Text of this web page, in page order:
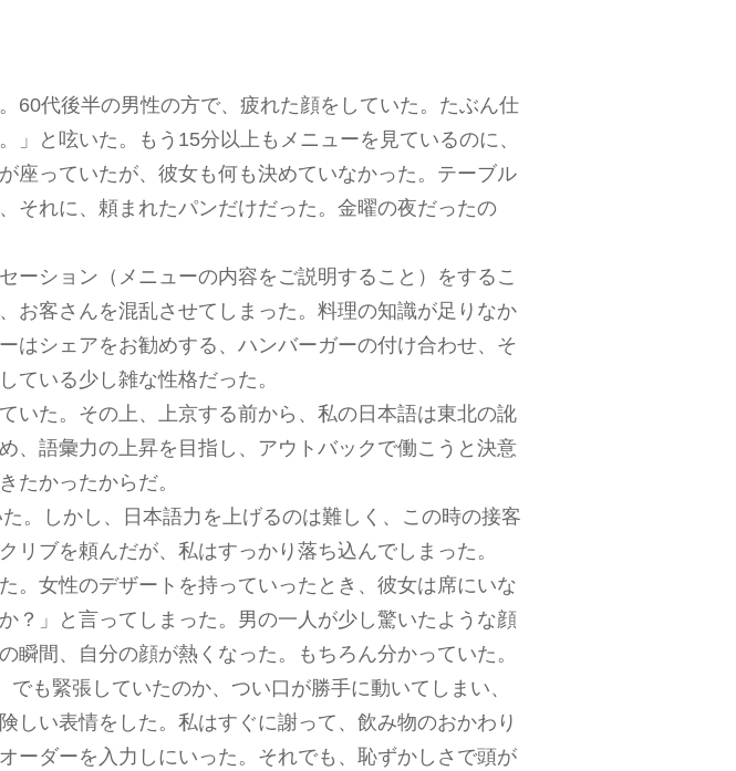
代後半の男性の方で、疲れた顔をしていた。たぶん仕
と呟いた。もう15分以上もメニューを見ているのに、
座っていたが、彼女も何も決めていなかった。テーブル
それに、頼まれたパンだけだった。金曜の夜だったの
ション（メニューの内容をご説明すること）をするこ
お客さんを混乱させてしまった。料理の知識が足りなか
はシェアをお勧めする、ハンバーガーの付け合わせ、そ
ている少し雑な性格だった。
た。その上、上京する前から、私の日本語は東北の訛
、語彙力の上昇を目指し、アウトバックで働こうと決意
たかったからだ。
。しかし、日本語力を上げるのは難しく、この時の接客
ブを頼んだが、私はすっかり落ち込んでしまった。
女性のデザートを持っていったとき、彼女は席にいな
？」と言ってしまった。男の一人が少し驚いたような顔
間、自分の顔が熱くなった。もちろん分かっていた。
も緊張していたのか、つい口が勝手に動いてしまい、
い表情をした。私はすぐに謝って、飲み物のおかわり
ーダーを入力しにいった。それでも、恥ずかしさで頭が